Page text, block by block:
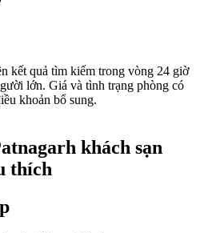
kết quả tìm kiếm trong vòng 24 giờ
lớn. Giá và tình trạng phòng có
khoản bổ sung.
khách sạn
thích